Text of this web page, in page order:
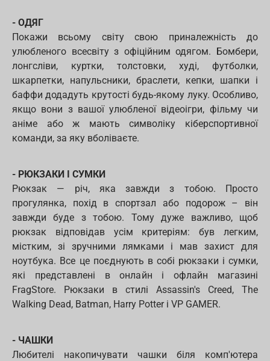
- ОДЯГ
Покажи всьому світу свою приналежність до
улюбленого всесвіту з офіційним одягом. Бомбери,
лонгсліви, куртки, толстовки, худі, футболки,
шкарпетки, напульсники, браслети, кепки, шапки і
баффи додадуть крутості будь-якому луку. Особливо,
якщо вони з вашої улюбленої відеоігри, фільму чи
аніме або ж мають символіку кіберспортивної
команди, за яку вболіваєте.
- РЮКЗАКИ І СУМКИ
Рюкзак — річ, яка завжди з тобою. Просто
прогулянка, похід в спортзал або подорож – він
завжди буде з тобою. Тому дуже важливо, щоб
рюкзак відповідав усім критеріям: був легким,
містким, зі зручними лямками і мав захист для
ноутбука. Все це поєднують в собі рюкзаки і сумки,
які представлені в онлайн і офлайн магазині
FragStore. Рюкзаки в стилі Assassin's Creed, The
Walking Dead, Batman, Harry Potter і VP GAMER.
- ЧАШКИ
Любителі накопичувати чашки біля комп'ютера